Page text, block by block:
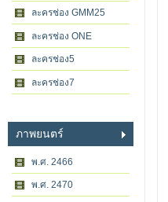
ละครช่อง GMM25
ละครช่อง ONE
ละครช่อง5
ละครช่อง7
ภาพยนตร์
พ.ศ. 2466
พ.ศ. 2470